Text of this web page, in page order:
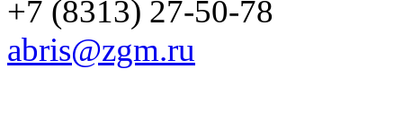
+7 (8313) 27-50-78
abris@zgm.ru